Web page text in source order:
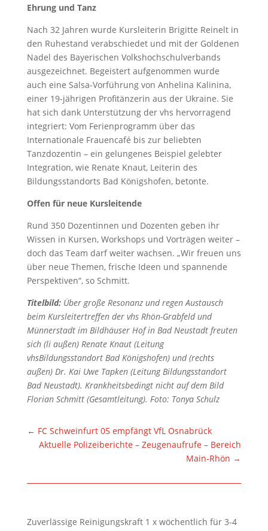
Ehrung und Tanz
Nach 32 Jahren wurde Kursleiterin Brigitte Reinelt in
den Ruhestand verabschiedet und mit der Goldenen
Nadel des Bayerischen Volkshochschulverbands
ausgezeichnet. Begeistert aufgenommen wurde
auch eine Salsa-Vorführung von Anhelina Kalinina,
einer 19-jährigen Profitänzerin aus der Ukraine. Sie
hat sich dank Unterstützung der vhs hervorragend
integriert: Vom Ferienprogramm über das
Internationale Frauencafé bis zur beliebten
Tanzdozentin – ein gelungenes Beispiel gelebter
Integration, wie Renate Knaut, Leiterin des
Bildungsstandorts Bad Königshofen, betonte.
Offen für neue Kursleitende
Rund 350 Dozentinnen und Dozenten geben ihr
Wissen in Kursen, Workshops und Vorträgen weiter –
doch das Team darf weiter wachsen. „Wir freuen uns
über neue Themen, frische Ideen und spannende
Perspektiven“, so Schmitt.
Titelbild:Über große Resonanz und regen Austausch
beim Kursleitertreffen der vhs Rhön-Grabfeld und
Münnerstadt im Bildhäuser Hof in Bad Neustadt freuten
sich (li außen) Renate Knaut (Leitung
vhsBildungsstandort Bad Königshofen) und (rechts
außen) Dr. Kai Uwe Tapken (Leitung Bildungsstandort
Bad Neustadt). Krankheitsbedingt nicht auf dem Bild
Florian Schmitt (Gesamtleitung). Foto: Tonya Schulz
← FC Schweinfurt 05 empfängt VfL Osnabrück
Aktuelle Polizeiberichte – Zeugenaufrufe – Bereich
Main-Rhön →
Zuverlässige Reinigungskraft 1 x wöchentlich für 3-4